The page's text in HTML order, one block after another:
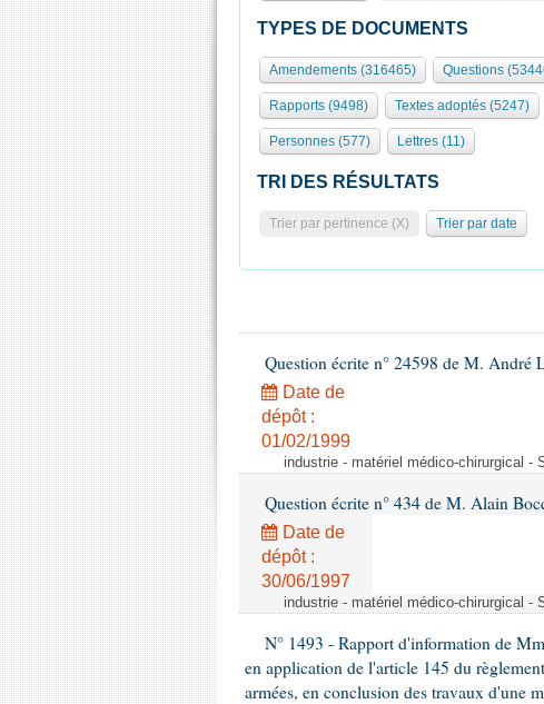
TYPES DE DOCUMENTS
Amendements (316465) Questions
Rapports (9498) Textes adoptés (5247)
Personnes (577) Lettres (11)
TRI DES RÉSULTATS
Trier par pertinence (X) Trier par date
Question écrite n° 24598 de M. André
Date de
dépôt :
01/02/1999
industrie - matériel médico-chirurgical -
Question écrite n° 434 de M. Alain
Date de
dépôt :
30/06/1997
industrie - matériel médico-chirurgical -
N° 1493 - Rapport d'information de
en application de l'article 145 du
armées, en conclusion des travaux d'une